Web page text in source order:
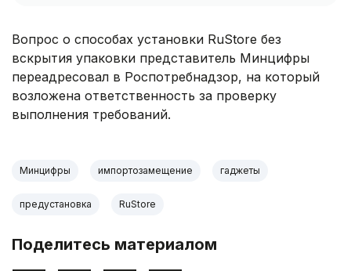
Вопрос о способах установки RuStore без
вскрытия упаковки представитель Минцифры
переадресовал в Роспотребнадзор, на который
возложена ответственность за проверку
выполнения требований.
Минцифры импортозамещение гаджеты
предустановка RuStore
Поделитесь материалом